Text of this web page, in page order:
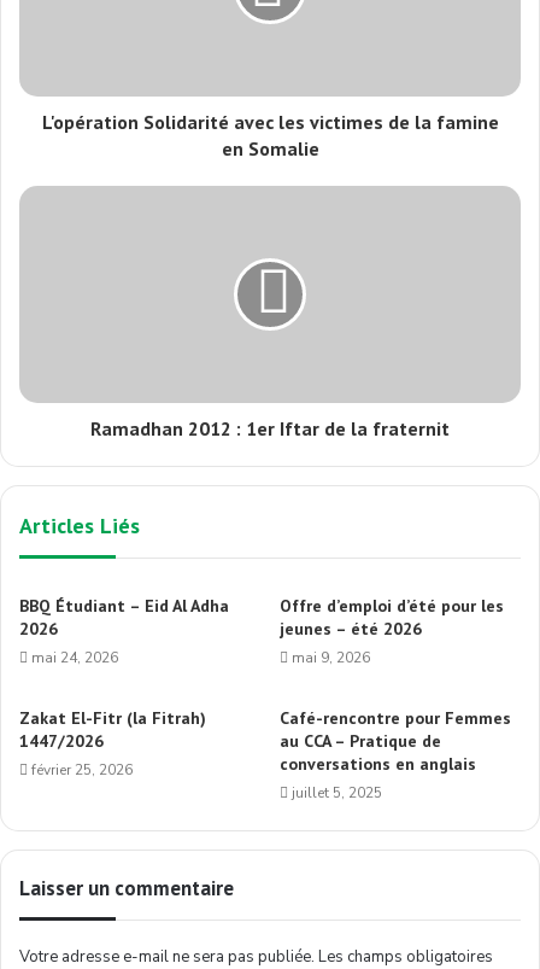
L'opération Solidarité avec les victimes de la famine
en Somalie
Ramadhan 2012 : 1er Iftar de la fraternit
Articles Liés
BBQ Étudiant – Eid Al Adha
2026
mai 24, 2026
Offre d’emploi d’été pour les
jeunes – été 2026
mai 9, 2026
Zakat El-Fitr (la Fitrah)
1447/2026
février 25, 2026
Café-rencontre pour Femmes
au CCA – Pratique de
conversations en anglais
juillet 5, 2025
Laisser un commentaire
Votre adresse e-mail ne sera pas publiée. Les champs obligatoires